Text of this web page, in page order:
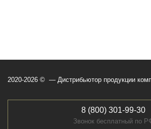
2020-2026 © — Дистрибьютор продукции
8 (800) 301-99-30
Звонок бесплатный по